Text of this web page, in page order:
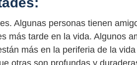
Algunas personas tienen
más tarde en la vida. Algunos
más en la periferia de la
otras son profundas y